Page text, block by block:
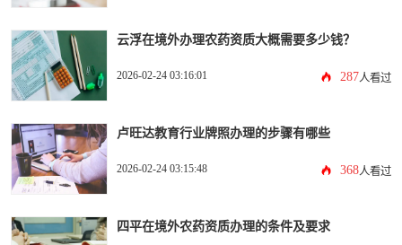
云浮在境外办理农药资质大概需要多少钱？
2026-02-24 03:16:01 287人看过
卢旺达教育行业牌照办理的步骤有哪些
2026-02-24 03:15:48 368人看过
四平在境外农药资质办理的条件及要求